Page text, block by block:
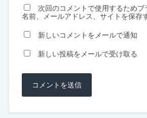
次回のコメントで使用するため
名前、メールアドレス、サイトを保存
新しいコメントをメールで通知
新しい投稿をメールで受け取る